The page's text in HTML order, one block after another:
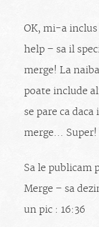
OK, mi-a
help – sa il
merge! La
poate include
se pare ca
merge… Super!
Sa le publicam
Merge – sa
un pic : 16:36